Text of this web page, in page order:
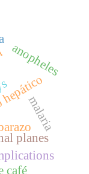
café
planes
malaria
anopheles